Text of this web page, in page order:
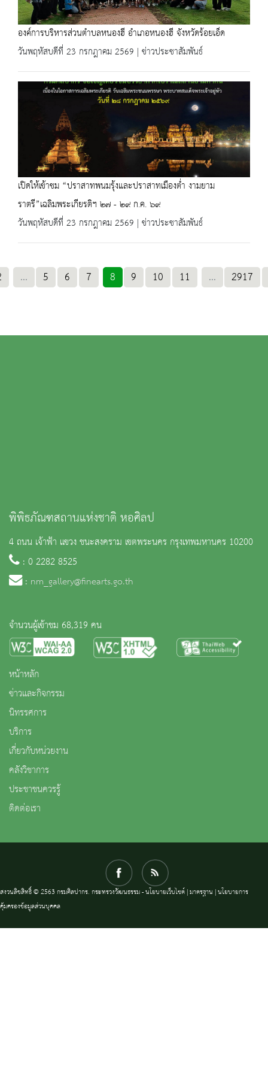
องค์การบริหารส่วนตำบลหนองฮี อำเภอหนองฮี จังหวัดร้อยเอ็ด
วันพฤหัสบดีที่ 23 กรกฎาคม 2569 | ข่าวประชาสัมพันธ์
เปิดให้เข้าชม “ปราสาทพนมรุ้งและปราสาทเมืองต่ำ งามยาม
ราตรี”เฉลิมพระเกียรติฯ ๒๗ - ๒๙ ก.ค. ๖๙
วันพฤหัสบดีที่ 23 กรกฎาคม 2569 | ข่าวประชาสัมพันธ์
... 5 6 7 8 9 10 11 ... 2917
พิพิธภัณฑสถานแห่งชาติ หอศิลป
4 ถนน เจ้าฟ้า แขวง ชนะสงคราม เขตพระนคร กรุงเทพมหานคร 10200
: 0 2282 8525
: nm_gallery@finearts.go.th
จำนวนผู้เข้าชม 68,319 คน
หน้าหลัก
ข่าวและกิจกรรม
นิทรรศการ
บริการ
เกี่ยวกับหน่วยงาน
คลังวิชาการ
ประชาชนควรรู้
ติดต่อเรา
สงวนลิขสิทธิ์ © 2563 กรมศิลปากร. กระทรวงวัฒนธรรม -นโยบายเว็บไซต์|มาตรฐาน |นโยบายการ
คุ้มครองข้อมูลส่วนบุคคล